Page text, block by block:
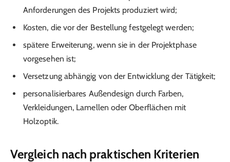
Anforderungen des Projekts produziert wird;
Kosten, die vor der Bestellung festgelegt werden;
spätere Erweiterung, wenn sie in der Projektphase
vorgesehen ist;
Versetzung abhängig von der Entwicklung der Tätigkeit;
personalisierbares Außendesign durch Farben,
Verkleidungen, Lamellen oder Oberflächen mit
Holzoptik.
Vergleich nach praktischen Kriterien